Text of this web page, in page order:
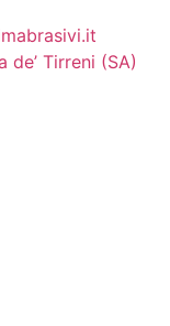
de’ Tirreni (SA)